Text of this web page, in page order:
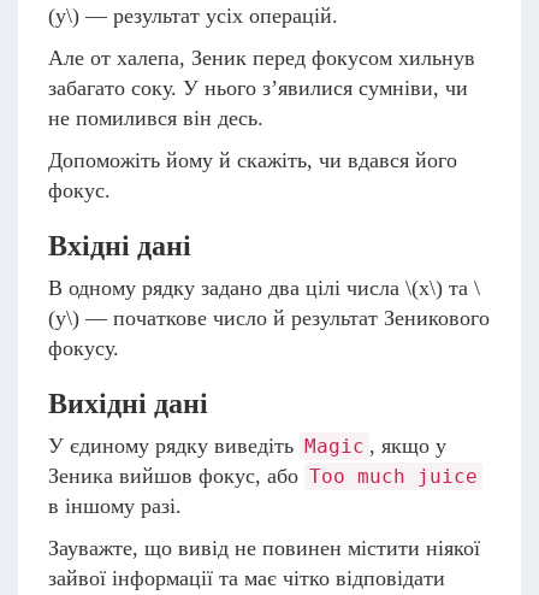
(y\) — результат усіх операцій.
Але от халепа, Зеник перед фокусом хильнув
забагато соку. У нього з’явилися сумніви, чи
не помилився він десь.
Допоможіть йому й скажіть, чи вдався його
фокус.
Вхідні дані
В одному рядку задано два цілі числа \(x\) та \
(y\) — початкове число й результат Зеникового
фокусу.
Вихідні дані
У єдиному рядку виведіть Magic , якщо у
Зеника вийшов фокус, або Too much juice
в іншому разі.
Зауважте, що вивід не повинен містити ніякої
зайвої інформації та має чітко відповідати